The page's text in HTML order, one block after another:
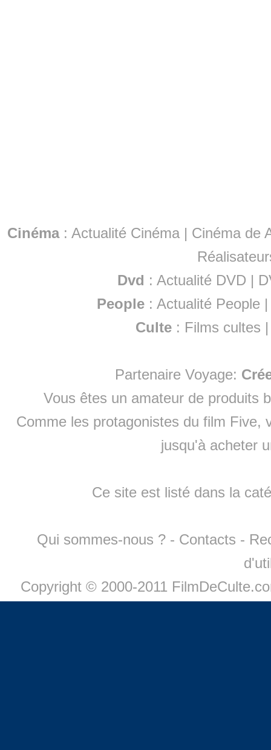
Cinéma: Actualité Cinéma | Cinéma de
Dvd : Actualité DVD |
People :Actualité People
Culte : Films cultes
Partenaire Voyage:
Vous êtes un amateur de produits
Comme les protagonistes du film Five,
jusqu'à acheter
Ce site est listé dans la
Qui sommes-nous ? - Contacts -
Copyright © 2000-2011